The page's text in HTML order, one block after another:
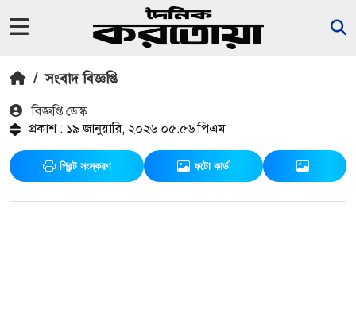
/ সংবাদ বিজ্ঞপ্তি
বিজ্ঞপ্তি ডেস্ক
প্রকাশ : ১৯ জানুয়ারি, ২০২৬ ০৫:৫৬ পিএম
প্রিন্ট সংস্করণ ফটো কার্ড